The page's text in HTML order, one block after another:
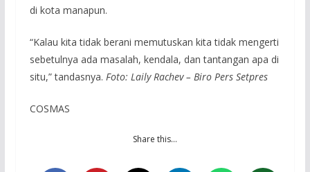
di kota manapun.
“Kalau kita tidak berani memutuskan kita tidak mengerti
sebetulnya ada masalah, kendala, dan tantangan apa di
situ,” tandasnya. Foto: Laily Rachev – Biro Pers Setpres
COSMAS
Share this…